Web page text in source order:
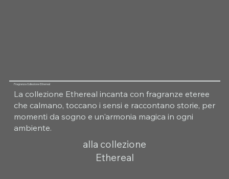
Fragranza Collezione Ethereal
La collezione Ethereal incanta con fragranze eteree
che calmano, toccano i sensi e raccontano storie, per
momenti da sogno e un'armonia magica in ogni
ambiente.
alla collezione
Ethereal